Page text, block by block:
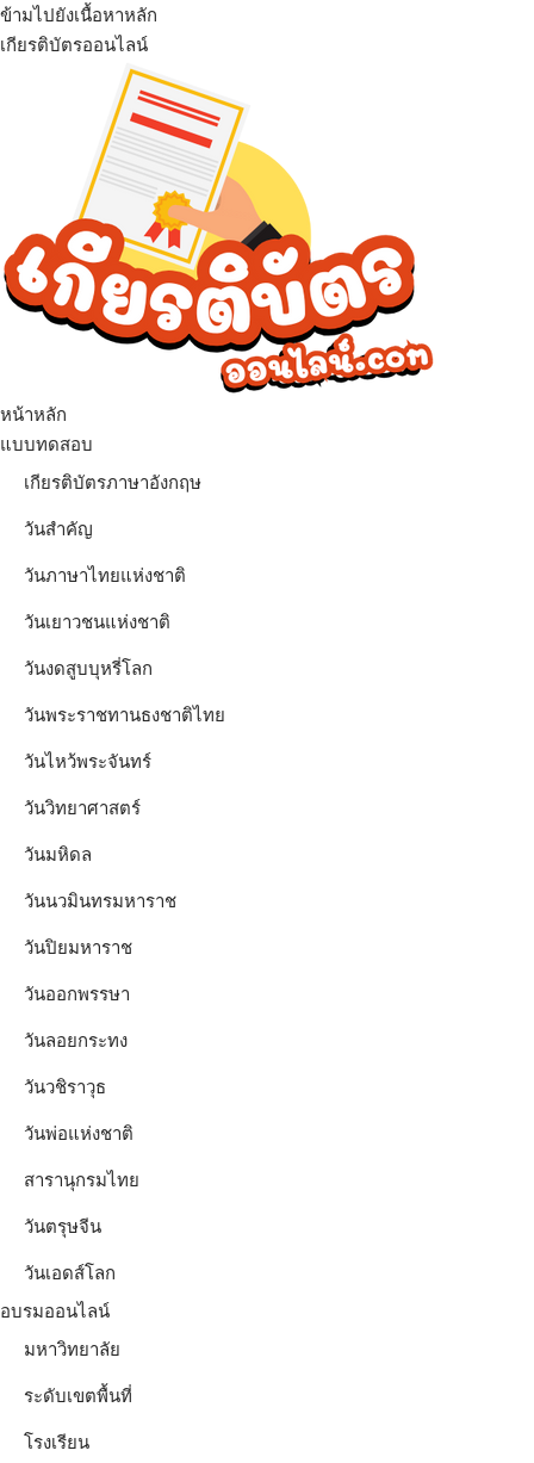
ข้ามไปยังเนื้อหาหลัก
เกียรติบัตรออนไลน์
เมนู
หน้าหลัก
แบบทดสอบ
เกียรติบัตรภาษาอังกฤษ
วันสำคัญ
วันภาษาไทยแห่งชาติ
วันเยาวชนแห่งชาติ
วันงดสูบบุหรี่โลก
วันพระราชทานธงชาติไทย
วันไหว้พระจันทร์​
วันวิทยาศาสตร์
วันมหิดล
วันนวมินทรมหาราช
วันปิยมหาราช
วันออกพรรษา
วันลอยกระทง
วันวชิราวุธ
วันพ่อแห่งชาติ
สารานุกรมไทย
วันตรุษจีน
วันเอดส์โลก
อบรมออนไลน์
มหาวิทยาลัย
ระดับเขตพื้นที่
โรงเรียน